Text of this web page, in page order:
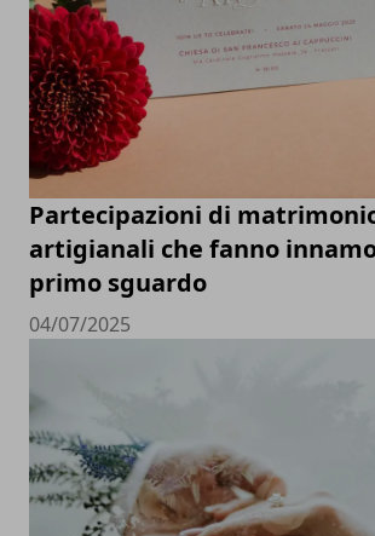
Partecipazioni di
artigianali che fanno
primo sguardo
04/07/2025